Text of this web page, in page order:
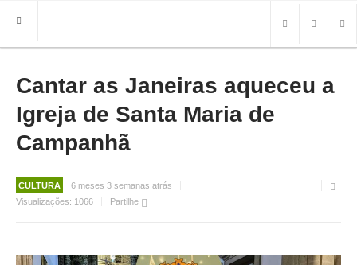
HOME
FREGUESIA
INFO
MAPA
ROTEIRO TURÍSTICO
Cantar as Janeiras aqueceu a
Igreja de Santa Maria de
Campanhã
CULTURA
6 meses 3 semanas atrás
Visualizações: 1066 Partilhe